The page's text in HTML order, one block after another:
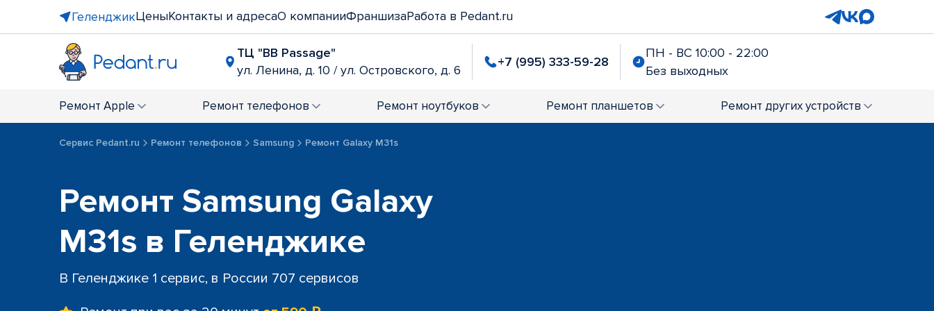
ГеленджикЦеныКонтакты и адресаО компанииФраншизаРабота в Pedant.ru
ТЦ "BB Passage"
ул. Ленина, д. 10 / ул. Островского, д. 6
+7 (995) 333-59-28
ПН - ВС 10:00 - 22:00
Без выходных
Ремонт Apple Ремонт телефонов Ремонт ноутбуков Ремонт планшетов Ремонт других устройств
Сервис Pedant.ru Ремонт телефонов Samsung Ремонт Galaxy M31s
Ремонт Samsung Galaxy
M31s в Геленджике
В Геленджике 1 сервис, в России 707 сервисов